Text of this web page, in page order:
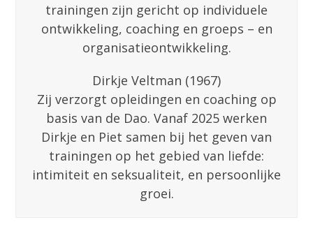
trainingen zijn gericht op individuele
ontwikkeling, coaching en groeps – en
organisatieontwikkeling.
Dirkje Veltman (1967)
Zij verzorgt opleidingen en coaching op
basis van de Dao. Vanaf 2025 werken
Dirkje en Piet samen bij het geven van
trainingen op het gebied van liefde:
intimiteit en seksualiteit, en persoonlijke
groei.